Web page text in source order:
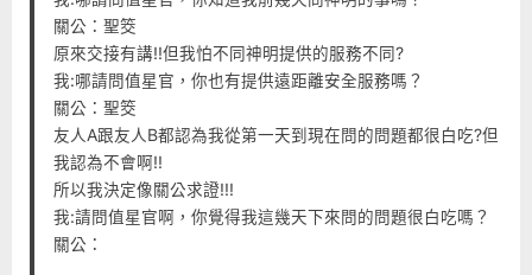
關公：聖筊
原來交接有講!!但我怕不同神明提供的服務不同?
我:哪請問值星官，你也有提供遠距離安全服務嗎？
關公：聖筊
友人A跟友人B都認為我從第一天到現在問的問題都很白吃?但
我認為不會啊!!
所以我決定像關公求證!!!
我:請問值星官啊，你覺得我這幾天下來問的問題很白吃嗎？
關公：